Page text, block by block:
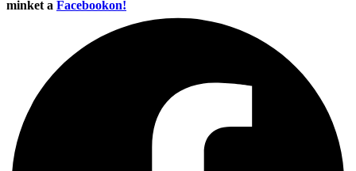
minket a Facebookon!